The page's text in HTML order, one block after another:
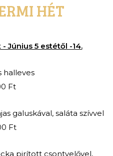
HÉT
Június 5 estétől -14.
halleves
Ft
galuskával, saláta szívvel
Ft
pirított csontvelővel,